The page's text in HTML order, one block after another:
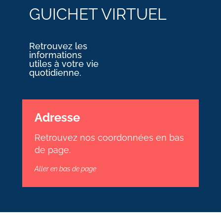
GUICHET VIRTUEL
Retrouvez les
informations
utiles à votre vie
quotidienne.
Adresse
Retrouvez nos coordonnées en bas
de page.
Aller en bas de page